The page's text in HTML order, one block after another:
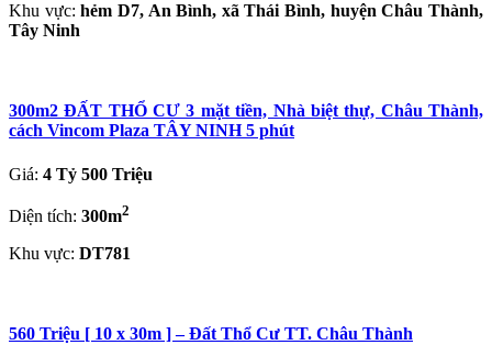
Khu vực:hẻm D7, An Bình, xã Thái Bình, huyện Châu Thành,
Tây Ninh
300m2 ĐẤT THỔ CƯ 3 mặt tiền, Nhà biệt thự, Châu Thành,
cách Vincom Plaza TÂY NINH 5 phút
Giá: 4 Tỷ 500 Triệu
Diện tích: 300m2
Khu vực: DT781
560 Triệu [ 10 x 30m ] – Đất Thổ Cư TT. Châu Thành